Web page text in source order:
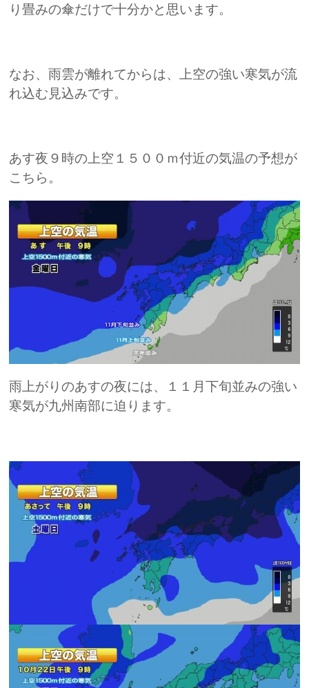
り畳みの傘だけで十分かと思います。
なお、雨雲が離れてからは、上空の強い寒気が流
れ込む見込みです。
あす夜９時の上空１５００ｍ付近の気温の予想が
こちら。
雨上がりのあすの夜には、１１月下旬並みの強い
寒気が九州南部に迫ります。